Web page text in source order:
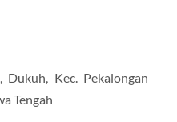
Kec. Pekalongan
Tengah